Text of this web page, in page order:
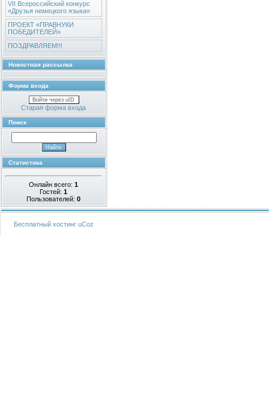
VII Всероссийский конкурс
«Друзья немецкого языка»
ПРОЕКТ «ПРАВНУКИ
ПОБЕДИТЕЛЕЙ»
ПОЗДРАВЛЯЕМ!!!
Новостная рассылка
Форма входа
Войти через uID
Старая форма входа
Поиск
Статистика
Онлайн всего:1
Гостей:1
Пользователей:0
Бесплатный хостинг uCoz